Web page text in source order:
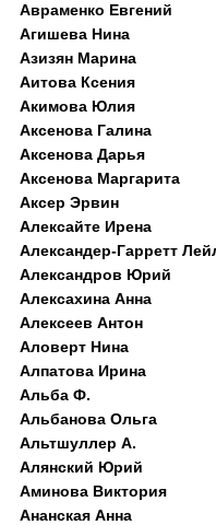
Авраменко Евгений
Агишева Нина
Азизян Марина
Аитова Ксения
Акимова Юлия
Аксенова Галина
Аксенова Дарья
Аксенова Маргарита
Аксер Эрвин
Алексайте Ирена
Александер-Гарретт
Александров Юрий
Алексахина Анна
Алексеев Антон
Аловерт Нина
Алпатова Ирина
Альба Ф.
Альбанова Ольга
Альтшуллер А.
Алянский Юрий
Аминова Виктория
Ананская Анна